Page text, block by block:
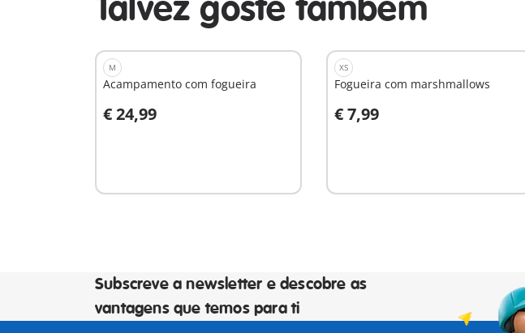
Talvez goste também
M
Acampamento com fogueira
€ 24,99
Ao carrinho
XS
Fogueira com marshmallows
€ 7,99
Ao carrinho
Subscreve a newsletter e descobre as
vantagens que temos para ti